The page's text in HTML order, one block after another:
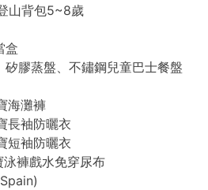
山背包5~8歲
盒
矽膠蒸盤、不鏽鋼兒童巴士餐盤
海灘褲
長袖防曬衣
短袖防曬衣
褲戲水免穿尿布